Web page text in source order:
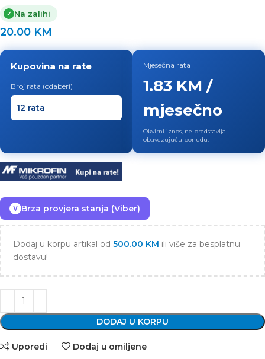
✓ Na zalihi
20.00 KM
Kupovina na rate
Broj rata (odaberi)
Mjesečna rata
1.83 KM /
mjesečno
Okvirni iznos, ne predstavlja
obavezujuću ponudu.
V Brza provjera stanja (Viber)
Dodaj u korpu artikal od 500.00 KM ili više za besplatnu
dostavu!
DODAJ U KORPU
Uporedi Dodaj u omiljene